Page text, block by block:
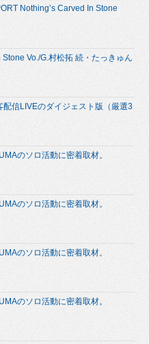
Nothing’s Carved In Stone
Stone Vo./G.村松拓 続・たっきゅん
配信LIVEのダイジェスト版（厳選3
のソロ活動に密着取材。
のソロ活動に密着取材。
のソロ活動に密着取材。
のソロ活動に密着取材。